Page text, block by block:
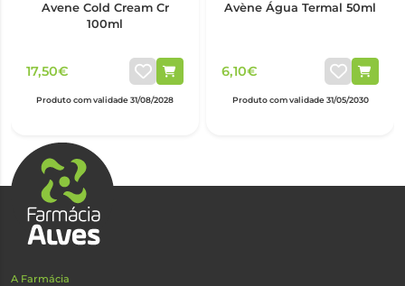
Avene Cold Cream Cr
100ml
17,50€
Produto com validade 31/08/2028
Avène Água Termal 50ml
6,10€
Produto com validade 31/05/2030
A Farmácia